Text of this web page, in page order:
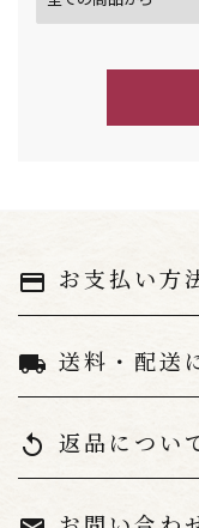
カテゴリー
payment お支払い方
local_shipping 送料・配送
replay 返品につい